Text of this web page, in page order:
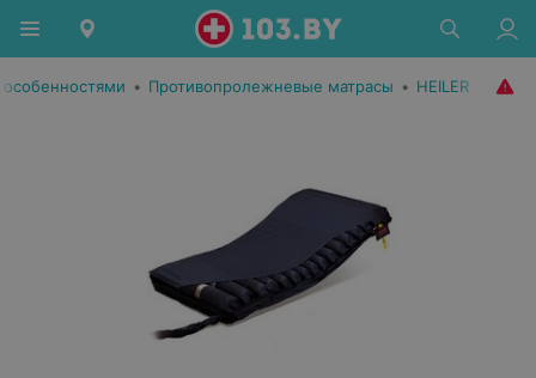
• Противопролежневые матрасы • HEILER